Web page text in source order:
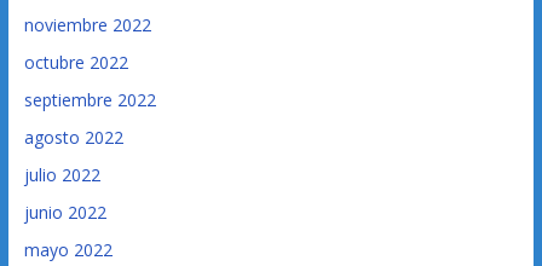
noviembre 2022
octubre 2022
septiembre 2022
agosto 2022
julio 2022
junio 2022
mayo 2022